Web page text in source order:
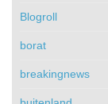
Blogroll
borat
breakingnews